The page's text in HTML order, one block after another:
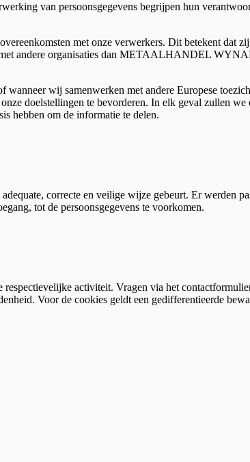
van persoonsgegevens begrijpen hun
met onze verwerkers. Dit betekent dat
met andere organisaties dan METAALHANDEL
wij samenwerken met andere Europese
doelstellingen te bevorderen. In elk geval zullen we
hebben om de informatie te delen.
correcte en veilige wijze gebeurt. Er werden
tot de persoonsgegevens te voorkomen.
activiteit. Vragen via het
Voor de cookies geldt een gedifferentieerde